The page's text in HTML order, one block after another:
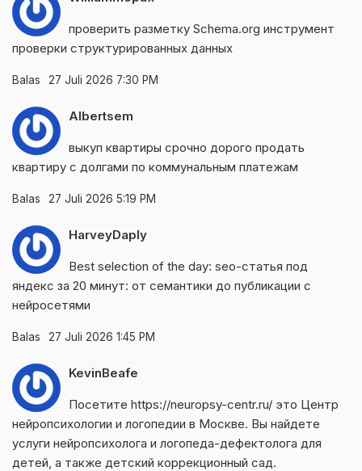
проверить разметку Schema.org инструмент
проверки структурированных данных
Balas 27 Juli 2026 7:30 PM
Albertsem
выкуп квартиры срочно дорого продать
квартиру с долгами по коммунальным платежам
Balas 27 Juli 2026 5:19 PM
HarveyDaply
Best selection of the day: seo-статья под
яндекс за 20 минут: от семантики до публикации с
нейросетями
Balas 27 Juli 2026 1:45 PM
KevinBeafe
Посетите https://neuropsy-centr.ru/ это Центр
нейропсихологии и логопедии в Москве. Вы найдете
услуги нейропсихолога и логопеда-дефектолога для
детей, а также детский коррекционный сад.